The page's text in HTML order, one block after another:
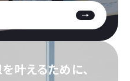
叶えるために、